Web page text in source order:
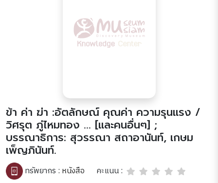
ข้า ค่า ฆ่า :อัตลักษณ์ คุณค่า ความรุนแรง /
วิศรุต ภู่ไหมทอง ... [และคนอื่นๆ] ;
บรรณาธิการ: สุวรรณา สถาอานันท์, เกษม
เพ็ญภินันท์.
ทรัพยากร : หนังสือ
คะแนน :